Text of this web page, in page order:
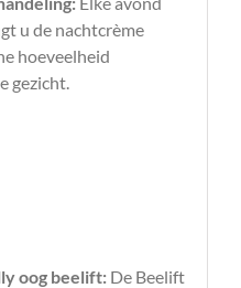
u de nachtcrème
hoeveelheid
gezicht.
oog beelift: De Beelift